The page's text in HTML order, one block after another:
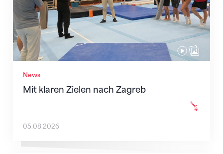
News
Mit klaren Zielen nach Zagreb
05.08.2026